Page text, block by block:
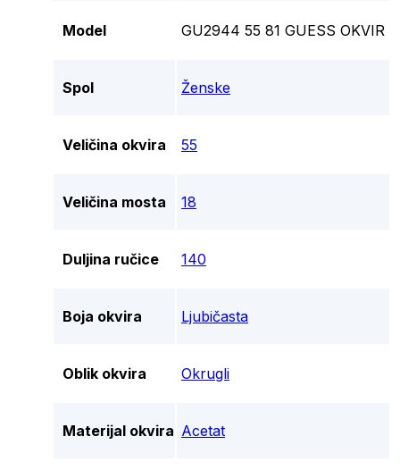
Model GU2944 55 81 GUESS OKVIR
Spol Ženske
Veličina okvira 55
Veličina mosta 18
Duljina ručice 140
Boja okvira Ljubičasta
Oblik okvira Okrugli
Materijal okvira Acetat